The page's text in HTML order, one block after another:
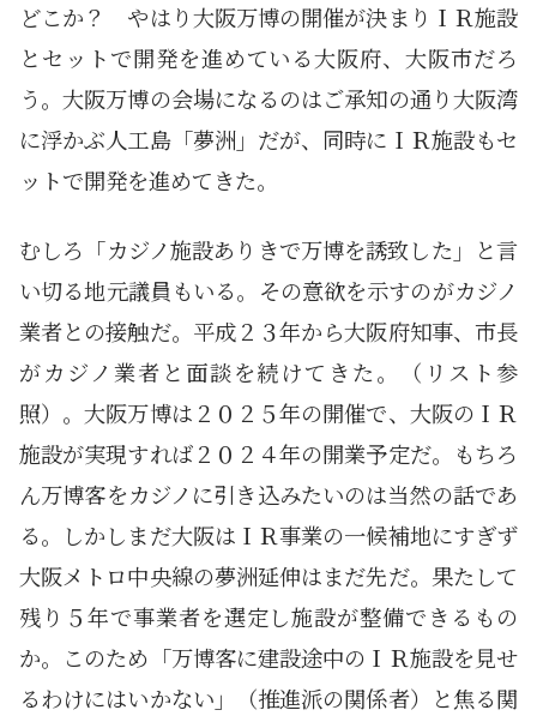
どこか？ やはり大阪万博の開催が決まりＩＲ施設
とセットで開発を進めている大阪府、大阪市だろ
う。大阪万博の会場になるのはご承知の通り大阪湾
に浮かぶ人工島「夢洲」だが、同時にＩＲ施設もセ
ットで開発を進めてきた。
むしろ「カジノ施設ありきで万博を誘致した」と言
い切る地元議員もいる。その意欲を示すのがカジノ
業者との接触だ。平成２３年から大阪府知事、市長
がカジノ業者と面談を続けてきた。（リスト参
照）。大阪万博は２０２５年の開催で、大阪のＩＲ
施設が実現すれば２０２４年の開業予定だ。もちろ
ん万博客をカジノに引き込みたいのは当然の話であ
る。しかしまだ大阪はＩＲ事業の一候補地にすぎず
大阪メトロ中央線の夢洲延伸はまだ先だ。果たして
残り５年で事業者を選定し施設が整備できるもの
か。このため「万博客に建設途中のＩＲ施設を見せ
るわけにはいかない」（推進派の関係者）と焦る関